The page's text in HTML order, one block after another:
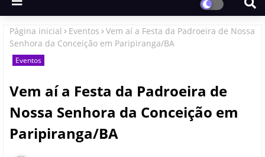
Página inicial Eventos
Vem aí a Festa da Padroeira de Nossa
Senhora da Conceição em Paripiranga/BA
Eventos
Vem aí a Festa da Padroeira de
Nossa Senhora da Conceição em
Paripiranga/BA